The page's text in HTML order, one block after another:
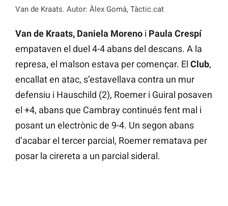
Van de Kraats. Autor: Àlex Gomà, Tàctic.cat
Van de Kraats, Daniela Moreno i Paula Crespí
empataven el duel 4-4 abans del descans. A la
represa, el malson estava per començar. El Club,
encallat en atac, s’estavellava contra un mur
defensiu i Hauschild (2), Roemer i Guiral posaven
el +4, abans que Cambray continués fent mal i
posant un electrònic de 9-4. Un segon abans
d’acabar el tercer parcial, Roemer rematava per
posar la cirereta a un parcial sideral.